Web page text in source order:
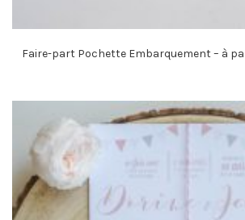
Faire-part Pochette Embarquement – à